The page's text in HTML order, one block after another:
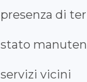
presenza di
stato
servizi vicini